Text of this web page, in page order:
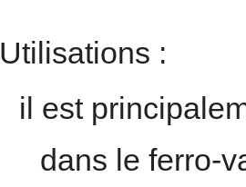
Utilisations :
il est
dans le ferro-